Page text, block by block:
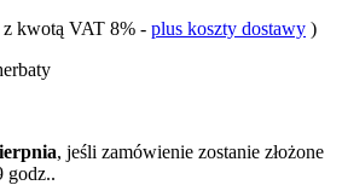
z kwotą VAT 8% - plus koszty dostawy )
, jeśli zamówienie zostanie złożone
godz..